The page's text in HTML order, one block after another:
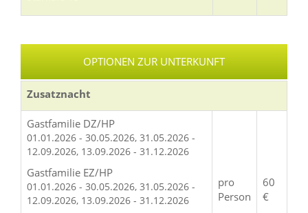
OPTIONEN ZUR UNTERKUNFT
Zusatznacht
Gastfamilie DZ/HP
01.01.2026 - 30.05.2026, 31.05.2026 -
12.09.2026, 13.09.2026 - 31.12.2026
Gastfamilie EZ/HP
01.01.2026 - 30.05.2026, 31.05.2026 -
12.09.2026, 13.09.2026 - 31.12.2026
pro
Person
60
€